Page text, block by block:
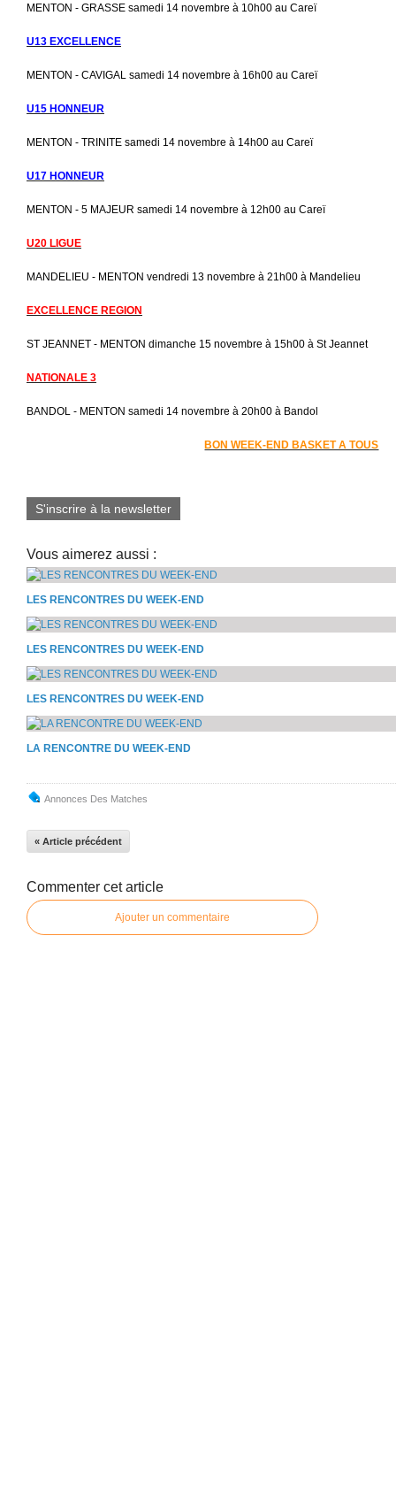
MENTON - GRASSE samedi 14 novembre à 10h00 au Careï
U13 EXCELLENCE
MENTON - CAVIGAL samedi 14 novembre à 16h00 au Careï
U15 HONNEUR
MENTON - TRINITE samedi 14 novembre à 14h00 au Careï
U17 HONNEUR
MENTON - 5 MAJEUR samedi 14 novembre à 12h00 au Careï
U20 LIGUE
MANDELIEU - MENTON vendredi 13 novembre à 21h00 à Mandelieu
EXCELLENCE REGION
ST JEANNET - MENTON dimanche 15 novembre à 15h00 à St Jeannet
NATIONALE 3
BANDOL - MENTON samedi 14 novembre à 20h00 à Bandol
BON WEEK-END BASKET A TOUS
S'inscrire à la newsletter
Vous aimerez aussi :
LES RENCONTRES DU WEEK-END
LES RENCONTRES DU WEEK-END
LES RENCONTRES DU WEEK-END
LA RENCONTRE DU WEEK-END
Annonces Des Matches
« Article précédent
Commenter cet article
Ajouter un commentaire